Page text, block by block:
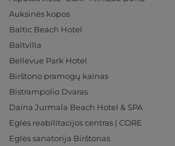
Auksinės kopos
Baltic Beach Hotel
Baltvilla
Bellevue Park Hotel
Birštono pramogų kalnas
Bistrampolio Dvaras
Daina Jurmala Beach Hotel & SPA
Eglės reabilitacijos centras | CORE
Eglės sanatorija Birštonas